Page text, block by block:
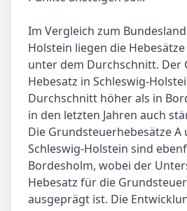
Im Vergleich zum
Holstein liegen die
unter dem Durchschnitt. Der
Hebesatz in Schleswig-
Durchschnitt höher als in
in den letzten Jahren auch
Die Grundsteuerhebesätze A
Schleswig-Holstein sind
Bordesholm, wobei der
Hebesatz für die
ausgeprägt ist. Die